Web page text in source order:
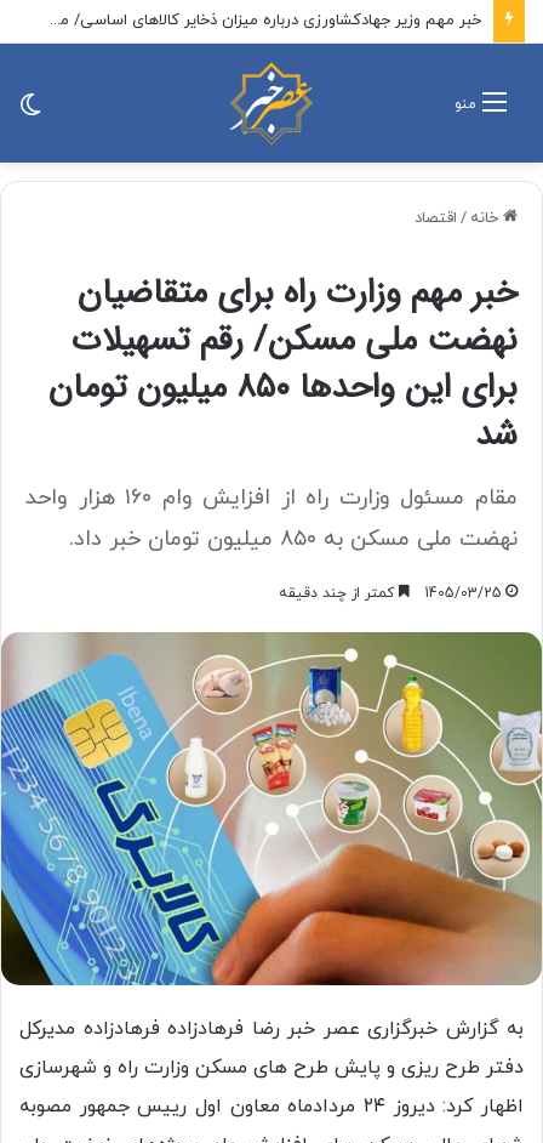
خبر مهم وزیر جهادکشاورزی درباره میزان ذخایر کالاهای اساسی/ مطمئن باشید جای هیچ نگرانی نیست
منو
خانه / اقتصاد
خبر مهم وزارت راه برای متقاضیان
نهضت ملی مسکن/ رقم تسهیلات
برای این واحدها ۸۵۰ میلیون تومان
شد
مقام مسئول وزارت راه از افزایش وام ۱۶۰ هزار واحد
نهضت ملی مسکن به ۸۵۰ میلیون تومان خبر داد.
1405/03/25 کمتر از چند دقیقه
به گزارش خبرگزاری عصر خبر رضا فرهادزاده فرهادزاده مدیرکل
دفتر طرح ریزی و پایش طرح‌ های مسکن وزارت راه و شهرسازی
اظهار کرد: دیروز ۲۴ مردادماه معاون اول رییس جمهور مصوبه